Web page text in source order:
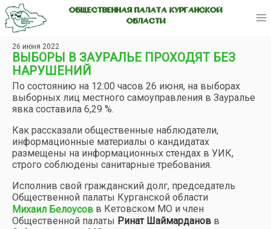
ОБЩЕСТВЕННАЯ ПАЛАТА КУРГАНСКОЙ
ОБЛАСТИ
26 июня 2022
ВЫБОРЫ В ЗАУРАЛЬЕ ПРОХОДЯТ БЕЗ
НАРУШЕНИЙ
По состоянию на 12:00 часов 26 июня, на выборах
выборных лиц местного самоуправления в Зауралье
явка составила 6,29 %.
Как рассказали общественные наблюдатели,
информационные материалы о кандидатах
размещены на информационных стендах в УИК,
строго соблюдены санитарные требования.
Исполнив свой гражданский долг, председатель
Общественной палаты Курганской области
Михаил Белоусов в Кетовском МО и член
Общественной палаты Ринат Шаймарданов в